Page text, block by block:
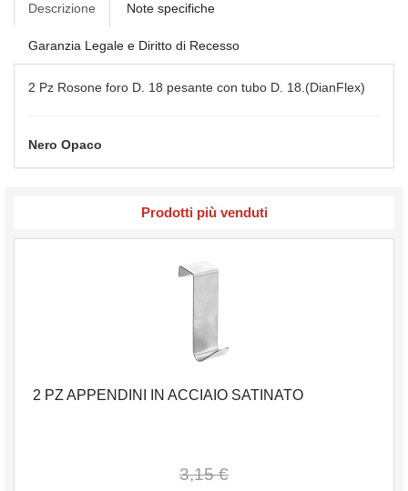
Descrizione Note specifiche
Garanzia Legale e Diritto di Recesso
2 Pz Rosone foro D. 18 pesante con tubo D. 18.(DianFlex)
Nero Opaco
Prodotti più venduti
2 PZ APPENDINI IN ACCIAIO SATINATO
3,15 €